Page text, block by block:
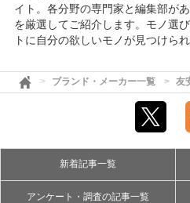
イト。各分野の専門家と編集部が
を厳選してご紹介します。モノ選
トに自分の欲しいモノが見つけられ
ブランド・メーカー一覧 友
新着記事一覧
アンケート・調査の記事一覧